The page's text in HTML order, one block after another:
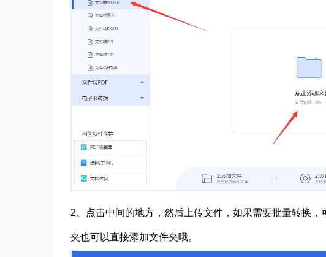
2、点击中间的地方，然后上传文件，如果需要批量转换
夹也可以直接添加文件夹哦。